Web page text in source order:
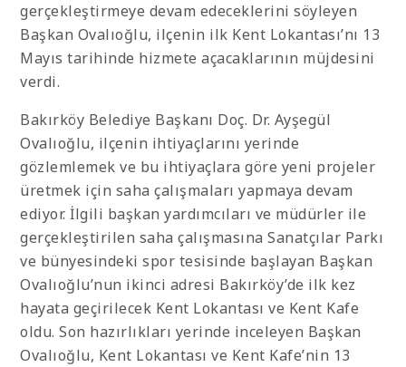
gerçekleştirmeye devam edeceklerini söyleyen
Başkan Ovalıoğlu, ilçenin ilk Kent Lokantası’nı 13
Mayıs tarihinde hizmete açacaklarının müjdesini
verdi.
Bakırköy Belediye Başkanı Doç. Dr. Ayşegül
Ovalıoğlu, ilçenin ihtiyaçlarını yerinde
gözlemlemek ve bu ihtiyaçlara göre yeni projeler
üretmek için saha çalışmaları yapmaya devam
ediyor. İlgili başkan yardımcıları ve müdürler ile
gerçekleştirilen saha çalışmasına Sanatçılar Parkı
ve bünyesindeki spor tesisinde başlayan Başkan
Ovalıoğlu’nun ikinci adresi Bakırköy’de ilk kez
hayata geçirilecek Kent Lokantası ve Kent Kafe
oldu. Son hazırlıkları yerinde inceleyen Başkan
Ovalıoğlu, Kent Lokantası ve Kent Kafe’nin 13